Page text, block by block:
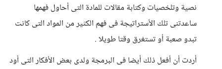
نصية وتلخصيات وكتابة مقالات للمادة التى أحاول فهمها
ساعدتنى تلك الأستراتيجة فى فهم الكثير من المواد التى كانت
تبدو صعبة أو تستغرق وقتا طويلا .
أردت أن أفعل ذلك أيضا فى البرمجة ولدى بعض الأفكار التى أود